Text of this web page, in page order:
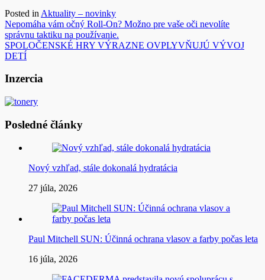
Posted in Aktuality – novinky
Navigácia
v
článku
Nepomáha vám očný Roll-On? Možno pre vaše oči nevolíte
správnu taktiku na používanie.
SPOLOČENSKÉ HRY VÝRAZNE OVPLYVŇUJÚ VÝVOJ
DETÍ
Inzercia
Posledné články
Nový vzhľad, stále dokonalá hydratácia
27 júla, 2026
Paul Mitchell SUN: Účinná ochrana vlasov a farby počas leta
16 júla, 2026